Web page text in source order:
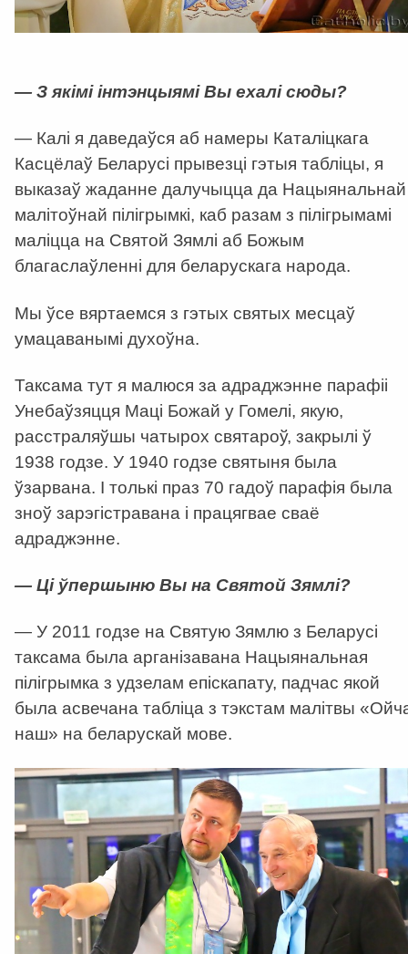
— З якімі інтэнцыямі Вы ехалі сюды?
— Калі я даведаўся аб намеры Каталіцкага
Касцёлаў Беларусі прывезці гэтыя табліцы, я
выказаў жаданне далучыцца да Нацыянальнай
малітоўнай пілігрымкі, каб разам з пілігрымамі
маліцца на Святой Зямлі аб Божым
благаслаўленні для беларускага народа.
Мы ўсе вяртаемся з гэтых святых месцаў
умацаванымі духоўна.
Таксама тут я малюся за адраджэнне парафіі
Унебаўзяцця Маці Божай у Гомелі, якую,
расстраляўшы чатырох святароў, закрылі ў
1938 годзе. У 1940 годзе святыня была
ўзарвана. І толькі праз 70 гадоў парафія была
зноў зарэгістравана і працягвае сваё
адраджэнне.
— Ці ўпершыню Вы на Святой Зямлі?
— У 2011 годзе на Святую Зямлю з Беларусі
таксама была арганізавана Нацыянальная
пілігрымка з удзелам епіскапату, падчас якой
была асвечана табліца з тэкстам малітвы
наш» на беларускай мове.